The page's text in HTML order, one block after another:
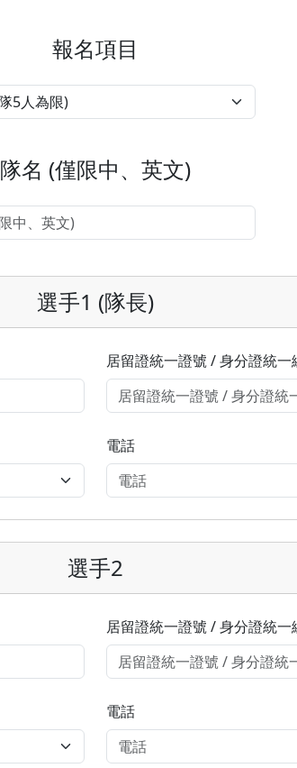
報名項目
隊名 (僅限中、英文)
選手1 (隊長)
居留證統一證號 / 身分證統一
電話
選手2
居留證統一證號 / 身分證統一
電話